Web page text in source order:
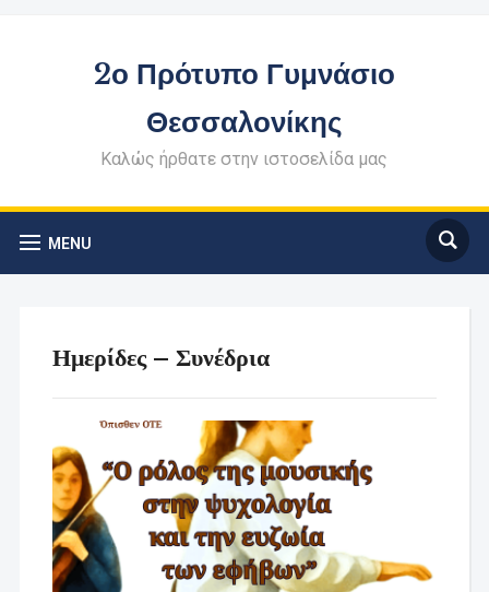
2ο Πρότυπο Γυμνάσιο
Θεσσαλονίκης
Καλώς ήρθατε στην ιστοσελίδα μας
MENU
Ημερίδες – Συνέδρια